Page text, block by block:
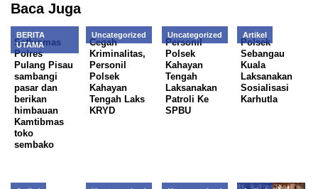
Baca Juga
BERITA
UTAMA
Satbinmas
Polres
Pulang Pisau
sambangi
pasar dan
berikan
himbauan
Kamtibmas
toko
sembako
Uncategorized
Cegah
Kriminalitas,
Personil
Polsek
Kahayan
Tengah Laks
KRYD
Uncategorized
Personil
Polsek
Kahayan
Tengah
Laksanakan
Patroli Ke
SPBU
Artikel
Polsek
Sebangau
Kuala
Laksanakan
Sosialisasi
Karhutla